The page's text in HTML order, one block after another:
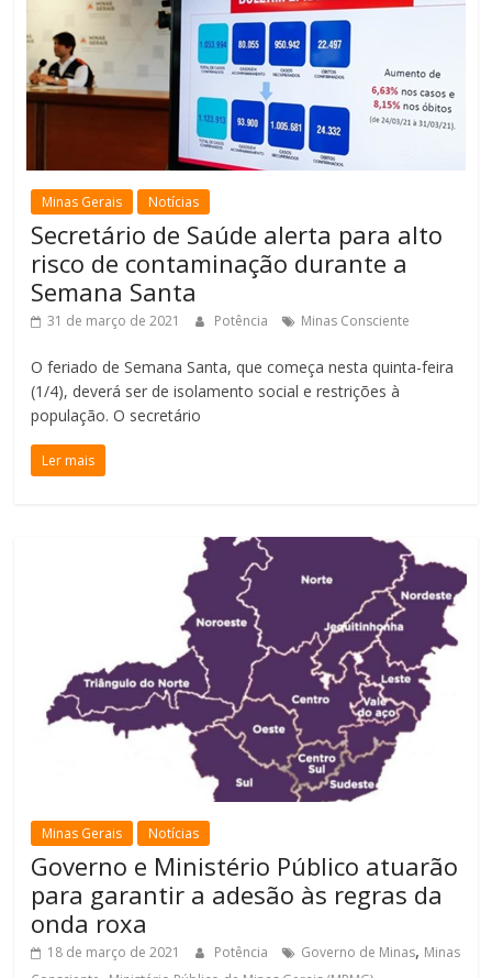
Minas Gerais Notícias
Secretário de Saúde alerta para alto
risco de contaminação durante a
Semana Santa
31 de março de 2021 Potência Minas Consciente
O feriado de Semana Santa, que começa nesta quinta-feira
(1/4), deverá ser de isolamento social e restrições à
população. O secretário
Ler mais
Minas Gerais Notícias
Governo e Ministério Público atuarão
para garantir a adesão às regras da
onda roxa
18 de março de 2021 Potência Governo de Minas, Minas